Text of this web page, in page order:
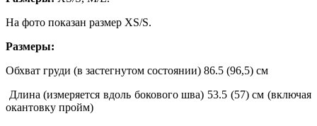
На фото показан размер ХS/S.
Размеры:
Обхват груди (в застегнутом состоянии) 86.5 (96,5) см
Длина (измеряется вдоль бокового шва) 53.5 (57) см (включая
окантовку пройм)